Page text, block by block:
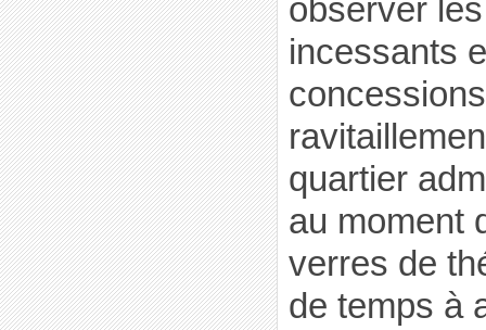
observer
incessants
quartier
au moment
verres de
de temps à